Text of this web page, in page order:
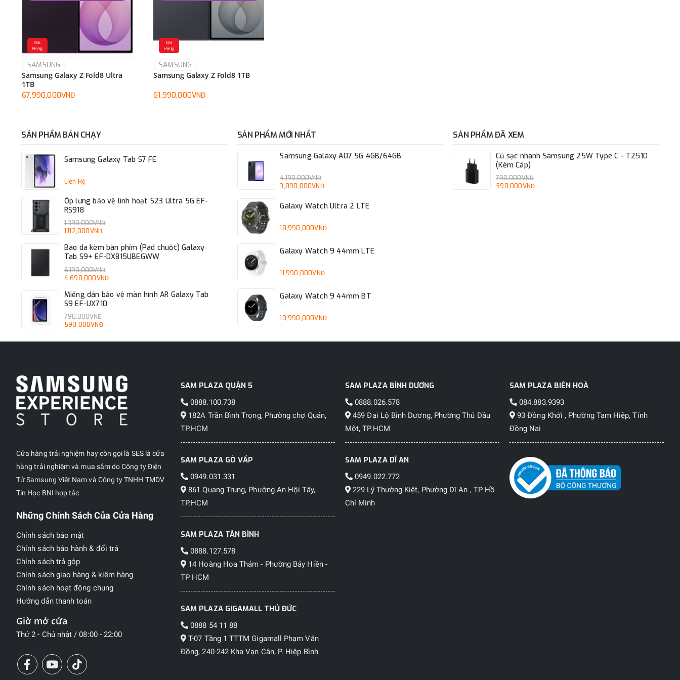
Đặt
Hàng
SAMSUNG
Samsung Galaxy Z Fold8 Ultra
1TB
67,990,000VNĐ
Đặt
Hàng
SAMSUNG
Samsung Galaxy Z Fold8 1TB
61,990,000VNĐ
SẢN PHẨM BÁN CHẠY
Samsung Galaxy Tab S7 FE
Liên Hệ
Ốp lưng bảo vệ linh hoạt S23 Ultra 5G EF-
RS918
1,390,000VNĐ
1,112,000VNĐ
Bao da kèm bàn phím (Pad chuột) Galaxy
Tab S9+ EF-DX815UBEGWW
6,190,000VNĐ
4,690,000VNĐ
Miếng dán bảo vệ màn hình AR Galaxy Tab
S9 EF-UX710
790,000VNĐ
590,000VNĐ
SẢN PHẨM MỚI NHẤT
Samsung Galaxy A07 5G 4GB/64GB
4,190,000VNĐ
3,890,000VNĐ
Galaxy Watch Ultra 2 LTE
18,990,000VNĐ
Galaxy Watch 9 44mm LTE
11,990,000VNĐ
Galaxy Watch 9 44mm BT
10,990,000VNĐ
SẢN PHẨM ĐÃ XEM
Củ sạc nhanh Samsung 25W Type C - T2510
(Kèm Cáp)
790,000VNĐ
590,000VNĐ
Cửa hàng trải nghiệm hay còn gọi là SES là cửa
hàng trải nghiệm và mua sắm do Công ty Điện
Tử Samsung Việt Nam và Công ty TNHH TMDV
Tin Học BNI hợp tác
Những Chính Sách Của Cửa Hàng
Chính sách bảo mật
Chính sách bảo hành & đổi trả
Chính sách trả góp
Chính sách giao hàng & kiểm hàng
Chính sách hoạt động chung
Hướng dẫn thanh toán
Giờ mở cửa
Thứ 2 - Chủ nhật / 08:00 - 22:00
SAM PLAZA QUẬN 5
0888.100.738
182A Trần Bình Trọng, Phường chợ Quán,
TP.HCM
SAM PLAZA GÒ VẤP
0949.031.331
861 Quang Trung, Phường An Hội Tây,
TP.HCM
SAM PLAZA TÂN BÌNH
0888.127.578
14 Hoàng Hoa Thám - Phường Bảy Hiền -
TP HCM
SAM PLAZA GIGAMALL THỦ ĐỨC
0888 54 11 88
T-07 Tầng 1 TTTM Gigamall Phạm Văn
Đồng, 240-242 Kha Vạn Cân, P. Hiệp Bình
SAM PLAZA BÌNH DƯƠNG
0888.026.578
459 Đại Lộ Bình Dương, Phường Thủ Dầu
Một, TP.HCM
SAM PLAZA DĨ AN
0949.022.772
229 Lý Thường Kiệt, Phường Dĩ An , TP Hồ
Chí Minh
SAM PLAZA BIÊN HOÀ
084.883.9393
93 Đồng Khởi , Phường Tam Hiệp, Tỉnh
Đồng Nai